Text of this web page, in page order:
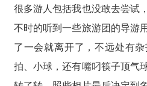
很多游人包括我也没敢去尝试
不时的听到一些旅游团的导游
了一会就离开了，不远处有
拍、小球，还有嘴叼筷子顶气